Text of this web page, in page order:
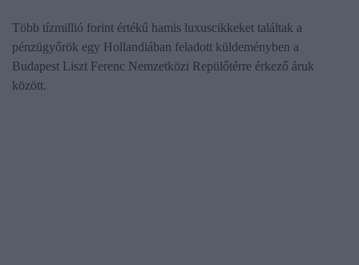
Több tízmillió forint értékű hamis luxuscikkeket találtak a
pénzügyőrök egy Hollandiában feladott küldeményben a
Budapest Liszt Ferenc Nemzetközi Repülőtérre érkező áruk
között.